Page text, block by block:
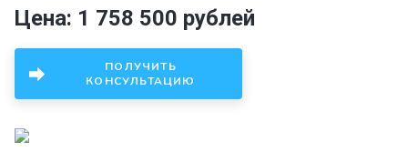
Цена: 1 758 500 рублей
ПОЛУЧИТЬ
КОНСУЛЬТАЦИЮ